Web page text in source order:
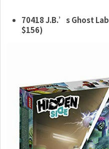
70418 J.B.’s Ghost Lab
$156)